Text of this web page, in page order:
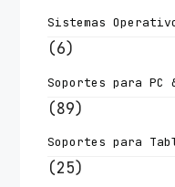
Sistemas
(6)
Soportes para PC
(89)
Soportes para
(25)